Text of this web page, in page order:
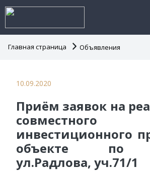
Главная страница Объявления
10.09.2020
Приём заявок на
совместного
инвестиционного
объекте по
ул.Радлова, уч.71/1